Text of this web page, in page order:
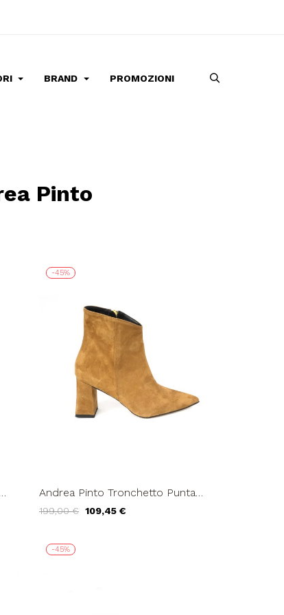
BRAND PROMOZIONI
Pinto
-45%
Andrea Pinto Tronchetto Punta
199,00 € 109,45 €
-45%